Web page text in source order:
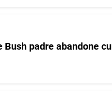
Bush padre abandone